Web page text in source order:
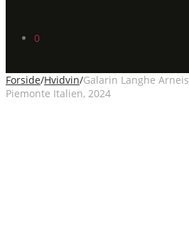
0
Forside/Hvidvin/Galarin Langhe
Piemonte Italien, 2024